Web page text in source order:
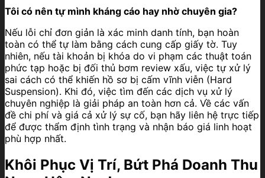
Tôi có nên tự mình kháng cáo hay nhờ chuyên gia?
Nếu lỗi chỉ đơn giản là xác minh danh tính, bạn hoàn
toàn có thể tự làm bằng cách cung cấp giấy tờ. Tuy
nhiên, nếu tài khoản bị khóa do vi phạm các thuật toán
phức tạp hoặc bị đối thủ bơm review xấu, việc tự xử lý
sai cách có thể khiến hồ sơ bị cấm vĩnh viễn (Hard
Suspension). Khi đó, việc tìm đến các dịch vụ xử lý
chuyên nghiệp là giải pháp an toàn hơn cả. Về các vấn
đề chi phí và giá cả xử lý sự cố, bạn hãy liên hệ trực tiếp
để được thẩm định tình trạng và nhận báo giá linh hoạt
phù hợp nhất.
Khôi Phục Vị Trí, Bứt Phá Doanh Thu